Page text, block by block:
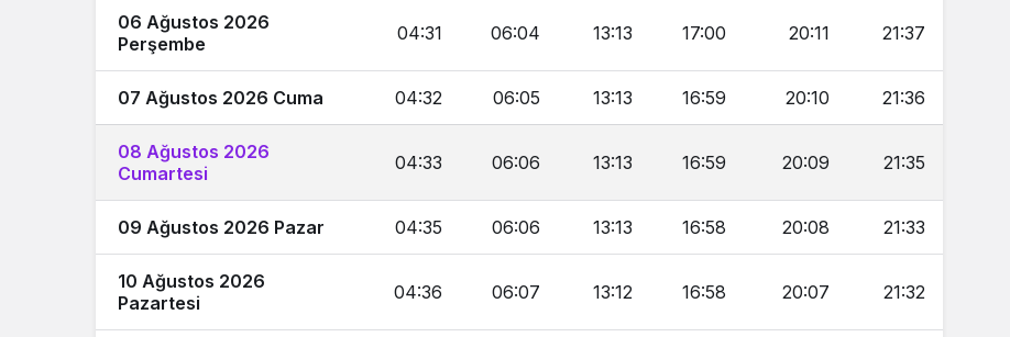
06 Ağustos 2026
Perşembe
04:31 06:04 13:13 17:00 20:11 21:37
07 Ağustos 2026 Cuma 04:32 06:05 13:13 16:59 20:10 21:36
08 Ağustos 2026
Cumartesi
04:33 06:06 13:13 16:59 20:09 21:35
09 Ağustos 2026 Pazar 04:35 06:06 13:13 16:58 20:08 21:33
10 Ağustos 2026
Pazartesi
04:36 06:07 13:12 16:58 20:07 21:32